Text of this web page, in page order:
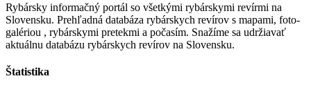
Rybársky informačný portál so všetkými rybárskymi revírmi na
Slovensku. Prehľadná databáza rybárskych revírov s mapami, foto-
galériou , rybárskymi pretekmi a počasím. Snažíme sa udržiavať
aktuálnu databázu rybárskych revírov na Slovensku.
Štatistika